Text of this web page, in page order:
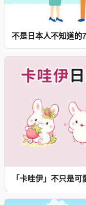
不是日本人不知道的